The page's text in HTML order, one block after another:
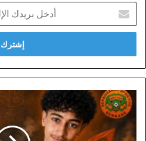
بريدك
الإلكتروني
لؤي
قاسمي..
ابن
الناظور